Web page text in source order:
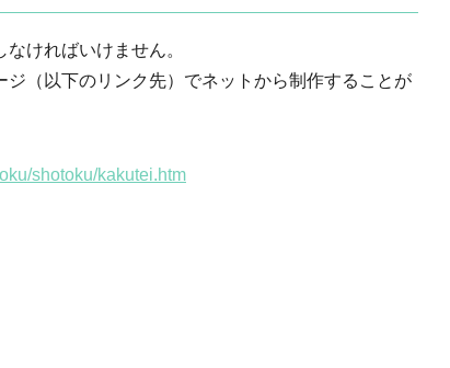
ければいけません。
ジ（以下のリンク先）でネットから制作することが
shotoku/kakutei.htm